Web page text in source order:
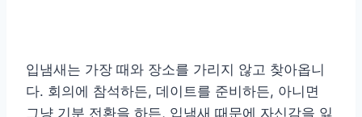
입냄새는 가장 때와 장소를 가리지 않고 찾아옵니
다. 회의에 참석하든, 데이트를 준비하든, 아니면
그냥 기분 전환을 하든, 입냄새 때문에 자신감을 잃